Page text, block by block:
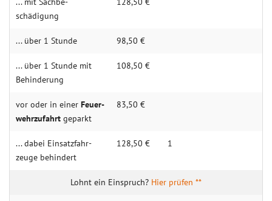
schädigung
... über 1 Stunde 98,50 €
... über 1 Stunde mit
Behin­­derung
108,50 €
vor oder in einer Feuer­­
wehrzu­­fahrt geparkt
83,50 €
... dabei Einsatz­­­fahr­­
zeuge behindert
128,50 € 1
Hier prüfen **